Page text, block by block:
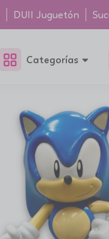
DUII Juguetón
Categorías